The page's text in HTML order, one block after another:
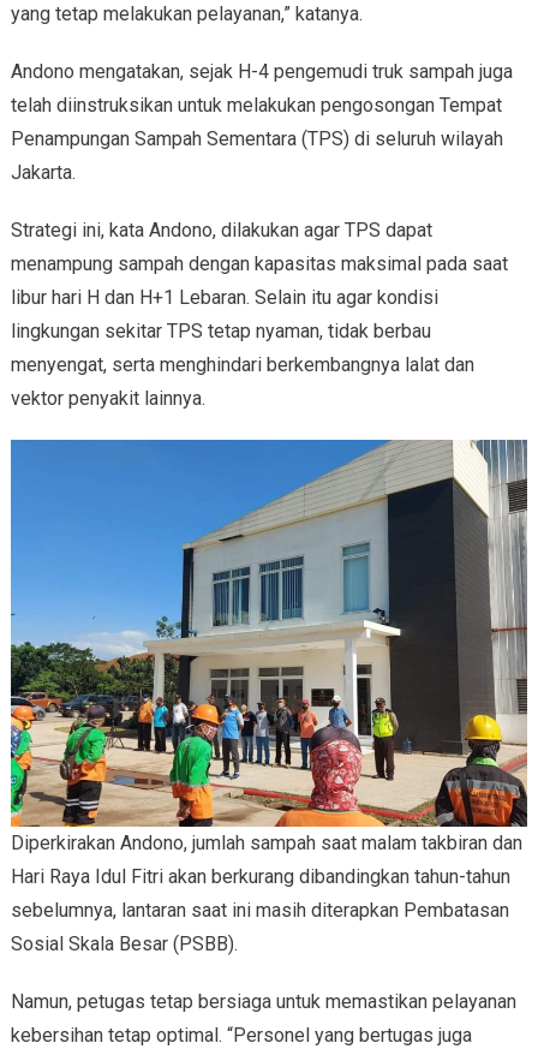
yang tetap melakukan pelayanan,” katanya.
Andono mengatakan, sejak H-4 pengemudi truk sampah juga
telah diinstruksikan untuk melakukan pengosongan Tempat
Penampungan Sampah Sementara (TPS) di seluruh wilayah
Jakarta.
Strategi ini, kata Andono, dilakukan agar TPS dapat
menampung sampah dengan kapasitas maksimal pada saat
libur hari H dan H+1 Lebaran. Selain itu agar kondisi
lingkungan sekitar TPS tetap nyaman, tidak berbau
menyengat, serta menghindari berkembangnya lalat dan
vektor penyakit lainnya.
Diperkirakan Andono, jumlah sampah saat malam takbiran dan
Hari Raya Idul Fitri akan berkurang dibandingkan tahun-tahun
sebelumnya, lantaran saat ini masih diterapkan Pembatasan
Sosial Skala Besar (PSBB).
Namun, petugas tetap bersiaga untuk memastikan pelayanan
kebersihan tetap optimal. “Personel yang bertugas juga